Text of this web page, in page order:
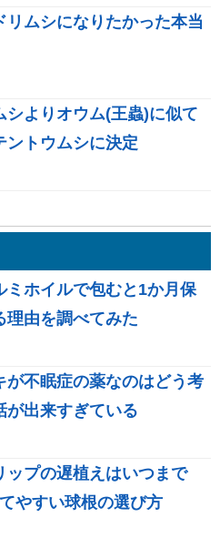
リムシになりたかった本当
シよりオウム(王蟲)に似て
ントウムシに決定
ミホイルで包むと1か月保
理由を調べてみた
が不眠症の薬なのはどう考
が出来すぎている
ップの遅植えはいつまで
やすい球根の選び方